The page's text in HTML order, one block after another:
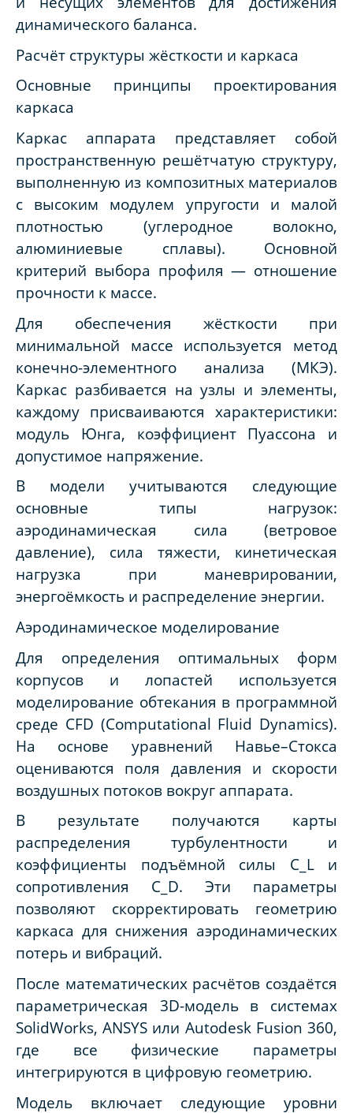
динамического баланса.
Расчёт структуры жёсткости и каркаса
Основные принципы проектирования
каркаса
Каркас аппарата представляет собой
пространственную решётчатую структуру,
выполненную из композитных материалов
с высоким модулем упругости и малой
плотностью (углеродное волокно,
алюминиевые сплавы). Основной
критерий выбора профиля — отношение
прочности к массе.
Для обеспечения жёсткости при
минимальной массе используется метод
конечно-элементного анализа (МКЭ).
Каркас разбивается на узлы и элементы,
каждому присваиваются характеристики:
модуль Юнга, коэффициент Пуассона и
допустимое напряжение.
В модели учитываются следующие
основные типы нагрузок:
аэродинамическая сила (ветровое
давление), сила тяжести, кинетическая
нагрузка при маневрировании,
энергоёмкость и распределение энергии.
Аэродинамическое моделирование
Для определения оптимальных форм
корпусов и лопастей используется
моделирование обтекания в программной
среде CFD (Computational Fluid Dynamics).
На основе уравнений Навье–Стокса
оцениваются поля давления и скорости
воздушных потоков вокруг аппарата.
В результате получаются карты
распределения турбулентности и
коэффициенты подъёмной силы C_L и
сопротивления C_D. Эти параметры
позволяют скорректировать геометрию
каркаса для снижения аэродинамических
потерь и вибраций.
После математических расчётов создаётся
параметрическая 3D-модель в системах
SolidWorks, ANSYS или Autodesk Fusion 360,
где все физические параметры
интегрируются в цифровую геометрию.
Модель включает следующие уровни